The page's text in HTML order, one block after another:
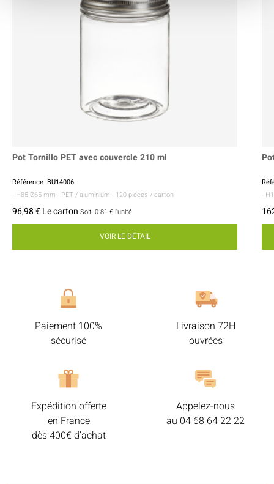
Pot Tornillo PET avec couvercle 210 ml
Référence :BU14006
- H85 Ø65 mm - PET / aluminium - 120 pièces / carton
96,98 € Le carton Soit 0.81 € l'unité
VOIR LE DÉTAIL
-
Paiement 100%
sécurisé
Livraison 72H
ouvrées
Expédition offerte
en France
dès 400€ d’achat
Appelez-nous
au 04 68 64 22 22